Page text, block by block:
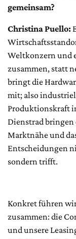
gemeinsam?
Christina Puello:
Weltkonzern und
zusammen, statt
bringt die
mit; also
Produktionskraft
Dienstrad
Marktnähe und
Entscheidungen
sondern trifft.
Konkret führen
zusammen: die
und unsere